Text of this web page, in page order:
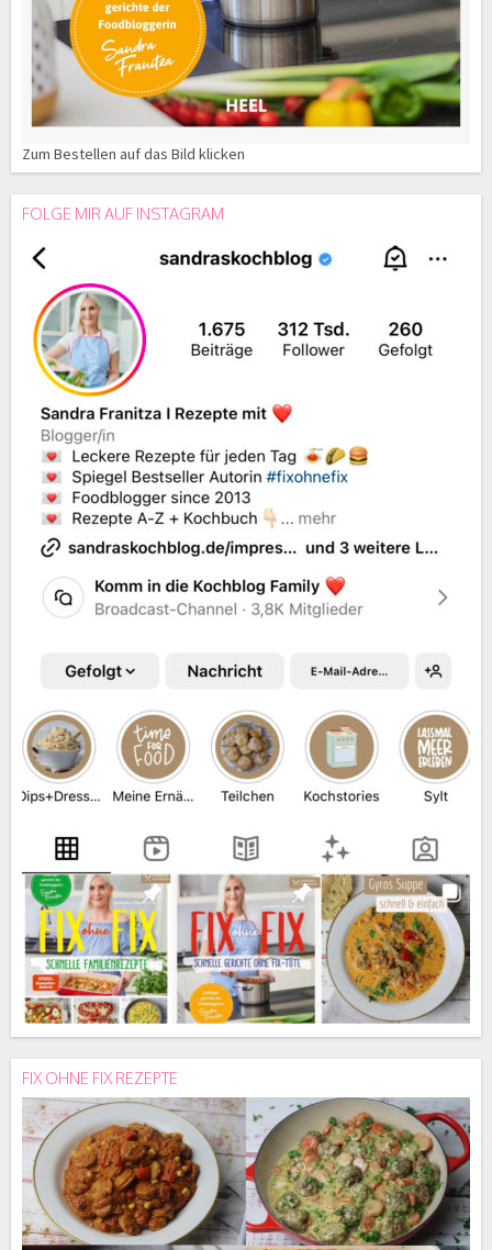
Zum Bestellen auf das Bild klicken
FOLGE MIR AUF INSTAGRAM
FIX OHNE FIX REZEPTE